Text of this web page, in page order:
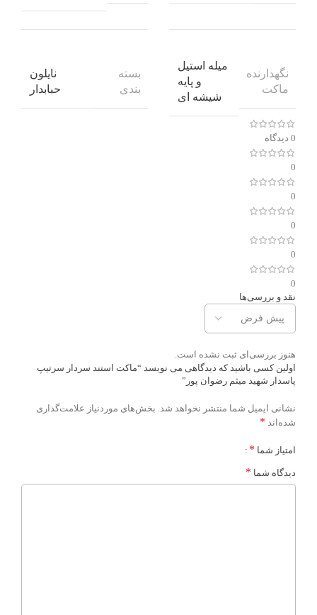
نگهدارنده
ماکت
میله استیل
و پایه
شیشه ای
بسته
بندی
نایلون
حبابدار
0 دیدگاه
0
0
0
0
0
نقد و بررسی‌ها
هنوز بررسی‌ای ثبت نشده است.
اولین کسی باشید که دیدگاهی می نویسد “ماکت استند سردار سرتیپ
پاسدار شهید میثم رضوان پور”
نشانی ایمیل شما منتشر نخواهد شد. بخش‌های موردنیاز علامت‌گذاری
شده‌اند *
امتیاز شما *
دیدگاه شما *